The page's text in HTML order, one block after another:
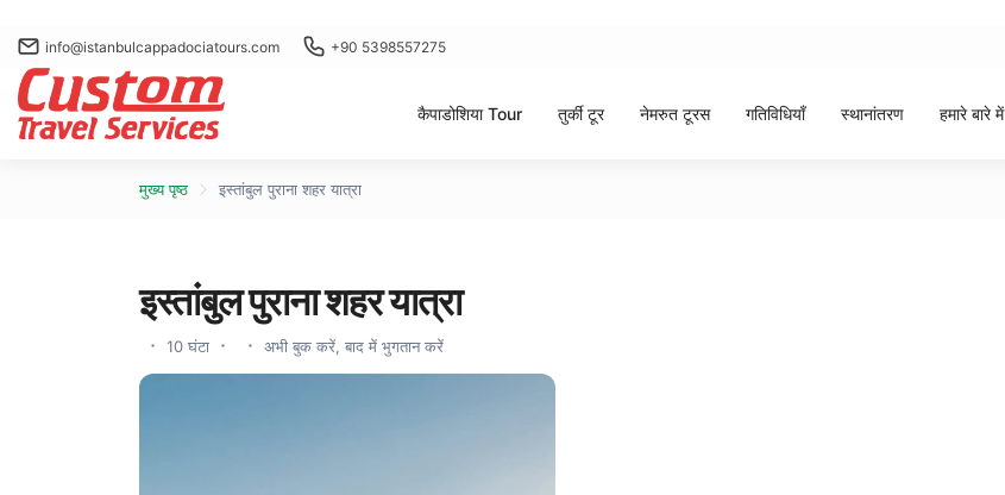
info@istanbulcappadociatours.com +90 5398557275
कैपाडोशिया Tour तुर्की टूर नेमरुत टूरस गतिविधियाँ स्थानांतरण हमारे बारे में
मुख्य पृष्ठ इस्तांबुल पुराना शहर यात्रा
इस्तांबुल पुराना शहर यात्रा
10 घंटा अभी बुक करें, बाद में भुगतान करें